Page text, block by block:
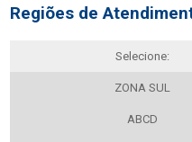
Regiões de
Selecione:
ZONA SUL
ABCD